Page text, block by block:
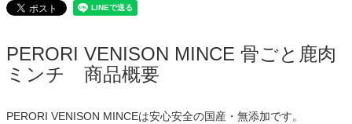
PERORI VENISON MINCE 骨ごと鹿肉
ミンチ 商品概要
PERORI VENISON MINCEは安心安全の国産・無添加です。